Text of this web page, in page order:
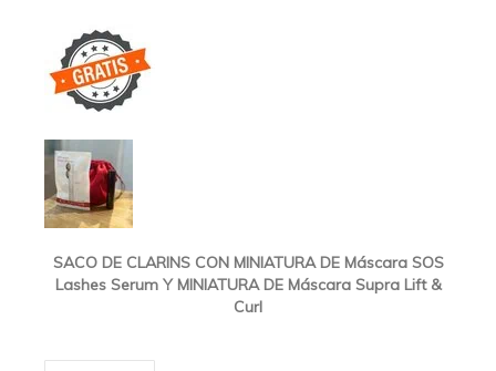
SACO DE CLARINS CON MINIATURA DE Máscara SOS
Lashes Serum Y MINIATURA DE Máscara Supra Lift &
Curl